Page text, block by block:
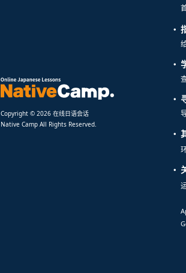
Copyright © 2026 在线日语会话
Native Camp All Rights Reserved.